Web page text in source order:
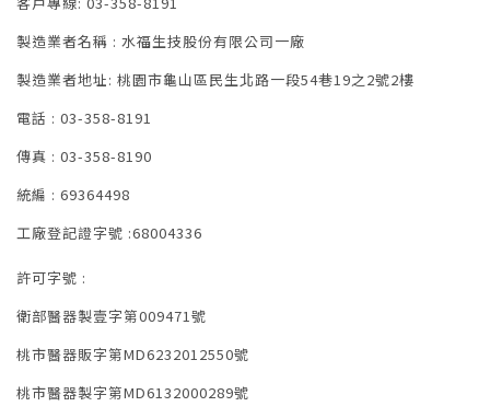
製造業者名稱 : 水福生技股份有限公司一廠
製造業者地址: 桃園市龜山區民生北路一段54巷19之2號2樓
電話 : 03-358-8191
傳真 : 03-358-8190
統編 : 69364498
工廠登記證字號 :68004336
許可字號 :
衛部醫器製壹字第009471號
桃市醫器販字第MD6232012550號
桃市醫器製字第MD6132000289號